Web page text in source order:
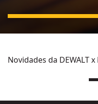
Novidades da DEWALT